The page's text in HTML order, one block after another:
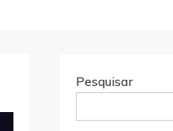
Pesquisar